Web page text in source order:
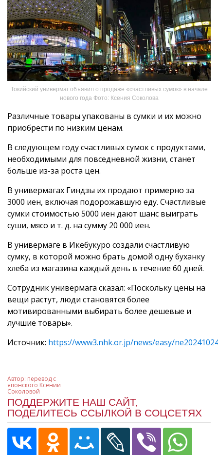
Токийский универмаг объявил о продаже «счастливых сумок» в начале
нового года Фото: Ксения Соколова
Различные товары упакованы в сумки и их можно
приобрести по низким ценам.
В следующем году счастливых сумок с продуктами,
необходимыми для повседневной жизни, станет
больше из-за роста цен.
В универмагах Гиндзы их продают примерно за
3000 иен, включая подорожавшую еду. Счастливые
сумки стоимостью 5000 иен дают шанс выиграть
суши, мясо и т. д. на сумму 20 000 иен.
В универмаге в Икебукуро создали счастливую
сумку, в которой можно брать домой одну буханку
хлеба из магазина каждый день в течение 60 дней.
Сотрудник универмага сказал: «Поскольку цены на
вещи растут, люди становятся более
мотивированными выбирать более дешевые и
лучшие товары».
Источник: https://www3.nhk.or.jp/news/easy/
Автор: перевод с
японского Ксении
Соколовой
ПОДДЕРЖИТЕ НАШ САЙТ,
ПОДЕЛИТЕСЬ ССЫЛКОЙ В СОЦСЕТЯХ